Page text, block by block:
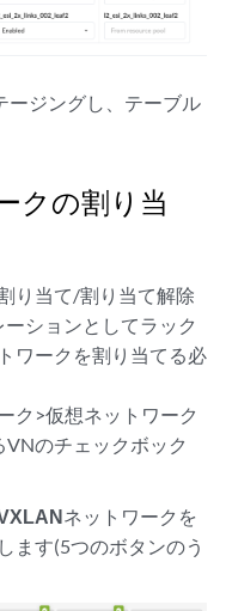
ージングし、テーブル
クの割り当
り当て/割り当て解除
ションとしてラック
ワークを割り当てる必
ク>仮想ネットワーク
のチェックボック
ネットワークを
ます(5つのボタンのう